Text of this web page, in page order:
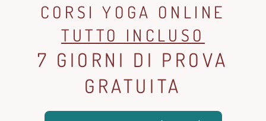
CORSI YOGA ONLINE
TUTTO INCLUSO
7 GIORNI DI PROVA
GRATUITA